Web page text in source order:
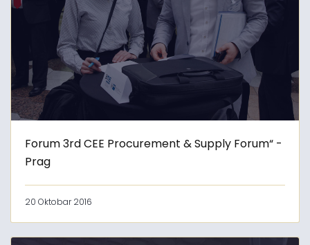
Forum 3rd CEE Procurement & Supply Forum“ -
Prag
20 Oktobar 2016